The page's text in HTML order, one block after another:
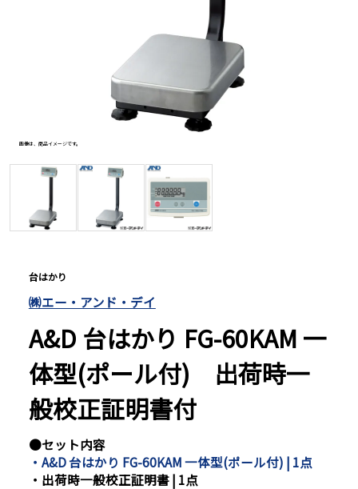
濃度・環境測定
色々な計測器
オプション
画像は、商品イメージです。
台はかり
㈱エー・アンド・デイ
A&D 台はかり FG-60KAM 一
体型(ポール付) 出荷時一
般校正証明書付
●セット内容
・A&D 台はかり FG-60KAM 一体型(ポール付) | 1点
・出荷時一般校正証明書 | 1点